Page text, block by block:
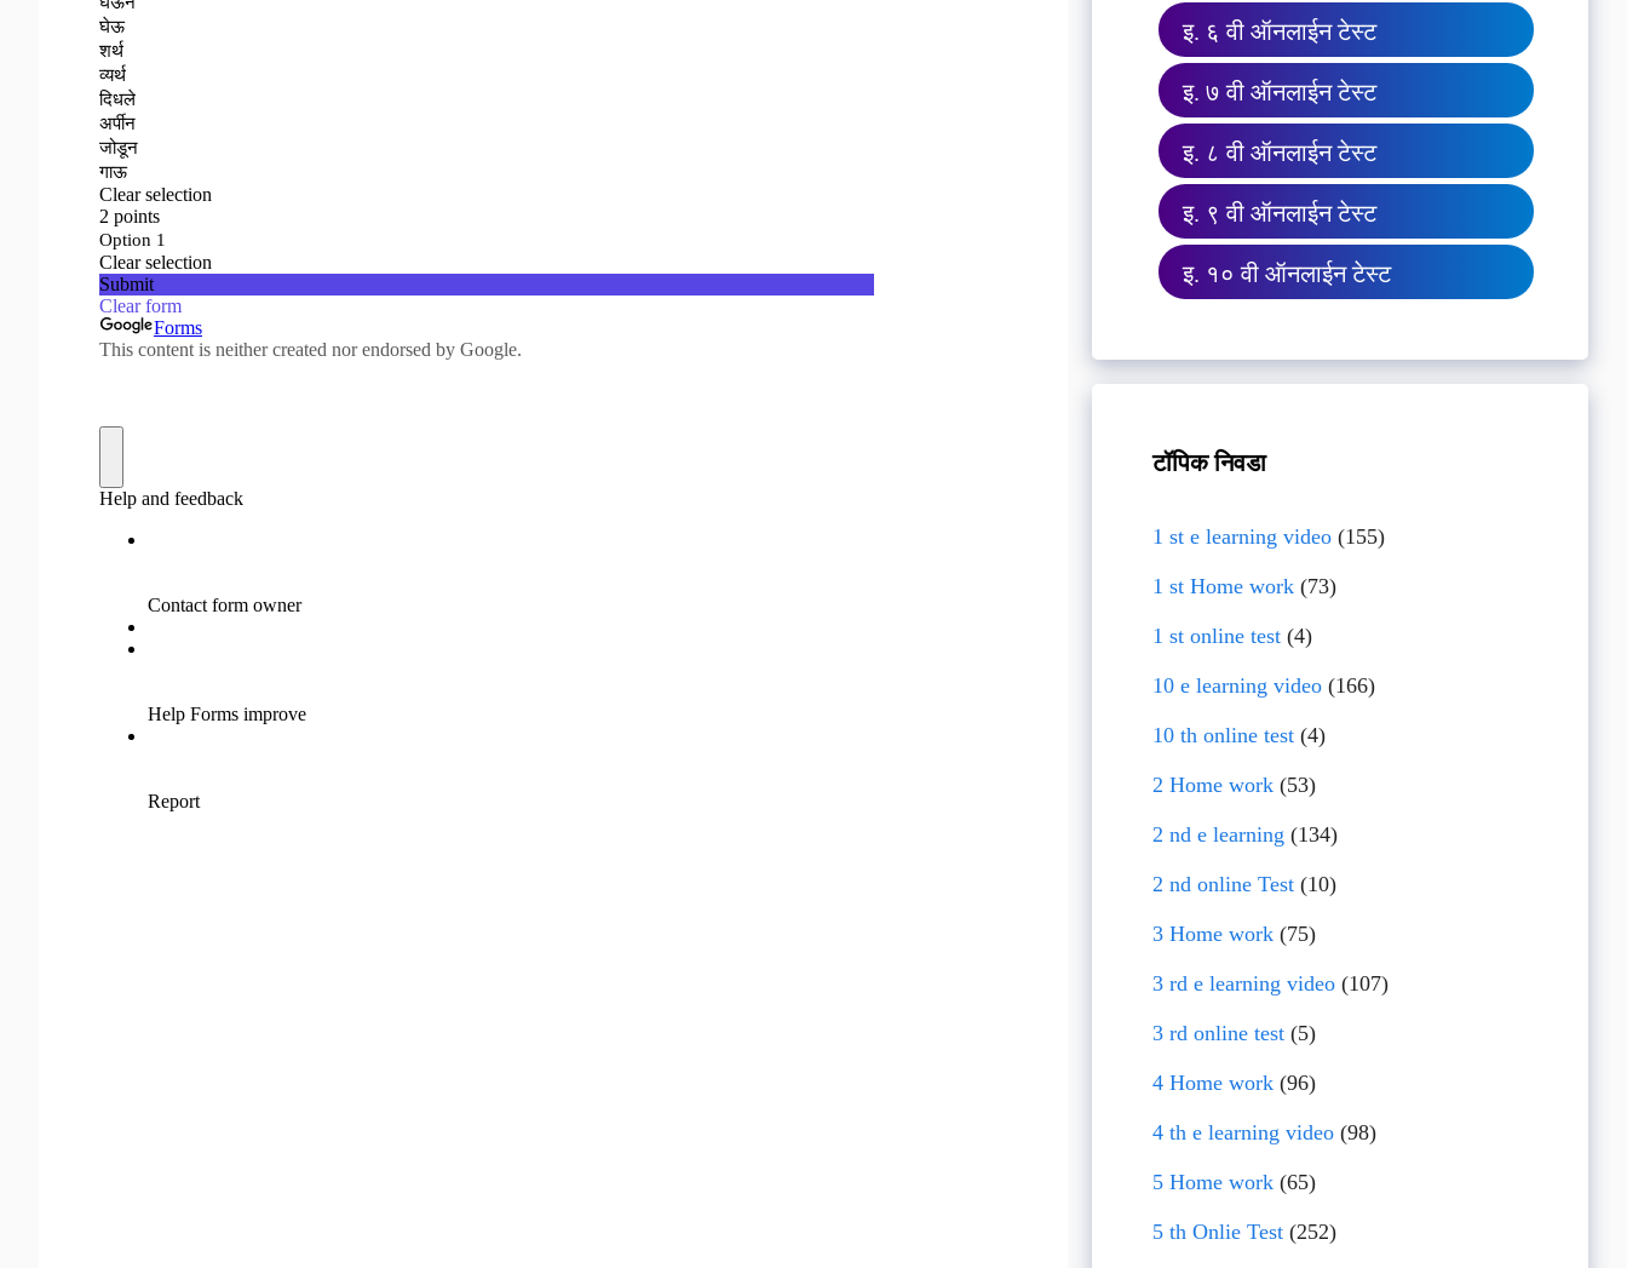
इ. ६ वी ऑनलाईन टेस्ट
इ. ७ वी ऑनलाईन टेस्ट
इ. ८ वी ऑनलाईन टेस्ट
इ. ९ वी ऑनलाईन टेस्ट
इ. १० वी ऑनलाईन टेस्ट
टॉपिक निवडा
1 st e learning video(155)
1 st Home work(73)
1 st online test(4)
10 e learning video(166)
10 th online test(4)
2 Home work(53)
2 nd e learning (134)
2 nd online Test(10)
3 Home work(75)
3 rd e learning video(107)
3 rd online test(5)
4 Home work(96)
4 th e learning video(98)
5 Home work(65)
5 th Onlie Test(252)